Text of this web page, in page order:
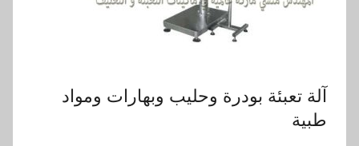
آلة تعبئة بودرة وحليب وبهارات ومواد
طبية